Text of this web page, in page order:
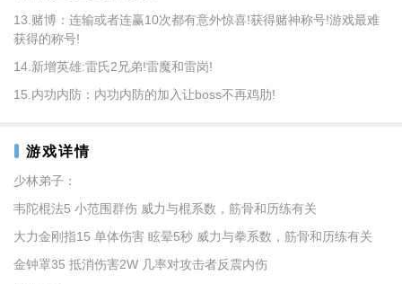
13.赌博：连输或者连赢10次都有意外惊喜!获得赌神称号!游戏最难
获得的称号!
14.新增英雄:雷氏2兄弟!雷魔和雷岗!
15.内功内防：内功内防的加入让boss不再鸡肋!
游戏详情
少林弟子：
韦陀棍法5 小范围群伤 威力与棍系数，筋骨和历练有关
大力金刚指15 单体伤害 眩晕5秒 威力与拳系数，筋骨和历练有关
金钟罩35 抵消伤害2W 几率对攻击者反震内伤